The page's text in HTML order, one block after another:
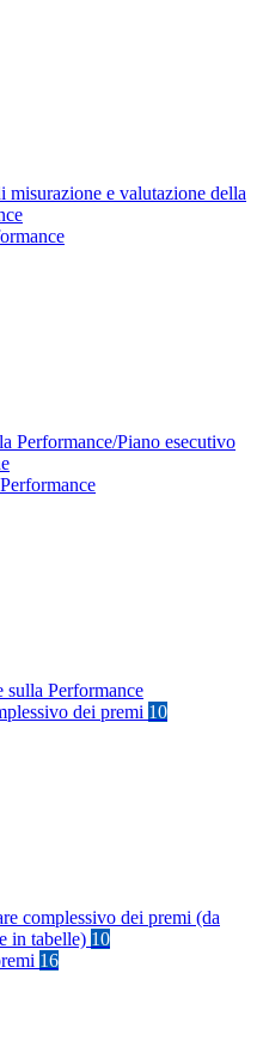
misurazione e valutazione della
Performance/Piano esecutivo
sulla Performance
dei premi 10
complessivo dei premi (da
in tabelle) 10
16